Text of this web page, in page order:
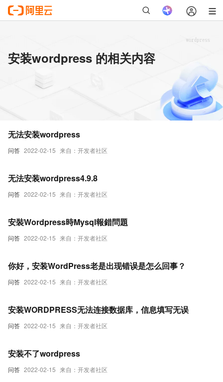
安装wordpress 的相关内容
问答 2022-02-15 来自：开发者社区
无法安装wordpress
问答 2022-02-15 来自：开发者社区
无法安装wordpress4.9.8
问答 2022-02-15 来自：开发者社区
安裝Wordpress時Mysql報錯問題
问答 2022-02-15 来自：开发者社区
你好，安装WordPress老是出现错误是怎么回事？
问答 2022-02-15 来自：开发者社区
安装WORDPRESS无法连接数据库，信息填写无误
问答 2022-02-15 来自：开发者社区
安装不了wordpress